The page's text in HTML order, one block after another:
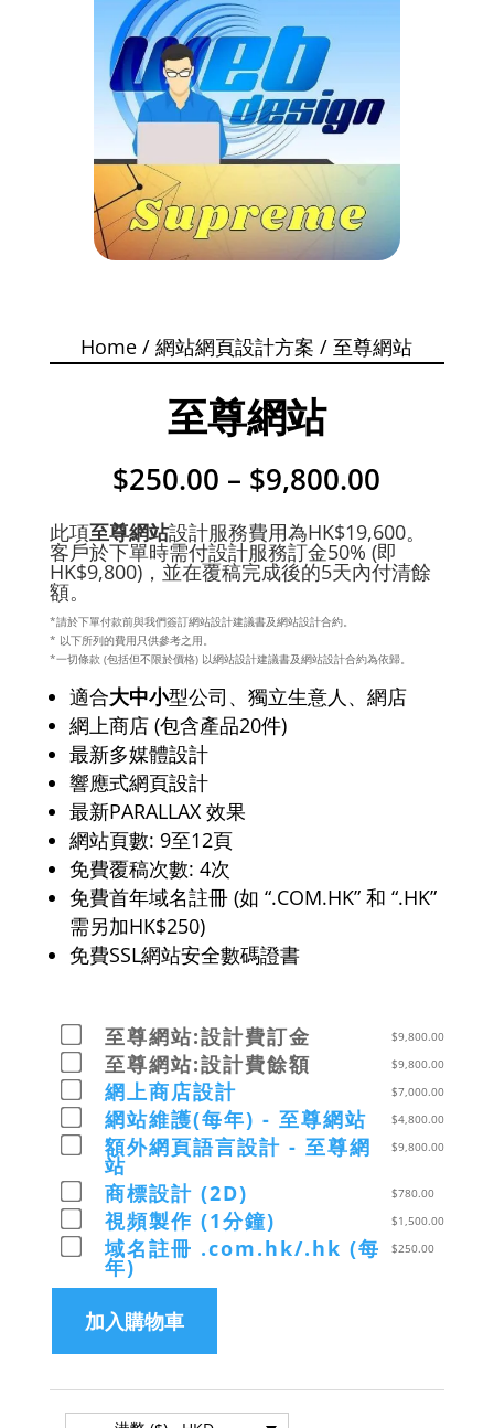
Home /網站網頁設計方案 / 至尊網站
至尊網站
$250.00 – $9,800.00
範
圍：
$250.00
到
此項至尊網站設計服務費用為HK$19,600。
客戶於下單時需付設計服務訂金50% (即
HK$9,800)，並在覆稿完成後的5天內付清餘
額。
*請於下單付款前與我們簽訂網站設計建議書及網站設計合約。
* 以下所列的費用只供參考之用。
*一切條款 (包括但不限於價格) 以網站設計建議書及網站設計合約為依歸。
適合大中小型公司、獨立生意人、網店
網上商店 (包含產品20件)
最新多媒體設計
響應式網頁設計
最新PARALLAX 效果
網站頁數: 9至12頁
免費覆稿次數: 4次
免費首年域名註冊 (如 “.COM.HK” 和 “.HK”
需另加HK$250)
免費SSL網站安全數碼證書
以
$9,800.00
購
買
其
中
一
至
尊
網
站:
設
訂
金
至尊網站:設計費訂金 $9,800.00
以
$9,800.00
購
買
其
中
一
個
至
尊
網
站:
設
計
費
額
至尊網站:設計費餘額 $9,800.00
以
$7,000.00
購
買
中
一
個
網
上
店
設
計
網上商店設計 $7,000.00
以
$4,800.00
購
買
其
中
一
個
站
維
護
年)
至
尊
網站維護(每年) - 至尊網站 $4,800.00
以
$9,800.00
購
買
其
中
一
額
外
網
頁
言
設
額外網頁語言設計 - 至尊網
站
$9,800.00
以
$780.00
購
買
中
一
個
標
計
(2D)
商標設計 (2D) $780.00
以
$1,500.00
購
其
中
一
個
頻
製
視頻製作 (1分鐘) $1,500.00
以
$250.00
購
其
一
域
名
域名註冊 .com.hk/.hk (每
年)
$250.00
加入購物車